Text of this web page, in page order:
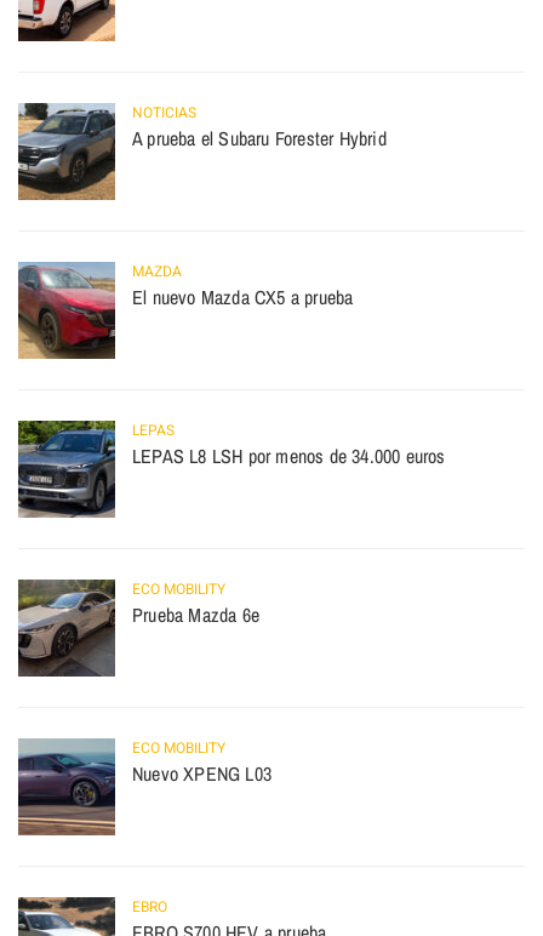
NOTICIAS
A prueba el Subaru Forester Hybrid
MAZDA
El nuevo Mazda CX5 a prueba
LEPAS
LEPAS L8 LSH por menos de 34.000 euros
ECO MOBILITY
Prueba Mazda 6e
ECO MOBILITY
Nuevo XPENG L03
EBRO